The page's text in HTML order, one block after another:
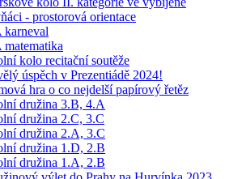
- prostorová orientace
karneval
matematika
kolo recitační soutěže
úspěch v Prezentiádě 2024!
hra o co nejdelší papírový řetěz
družina 3.B, 4.A
družina 2.C, 3.C
družina 2.A, 3.C
družina 1.D, 2.B
družina 1.A, 2.B